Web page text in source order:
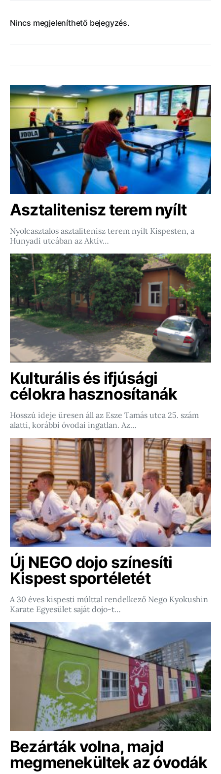
Nincs megjeleníthető bejegyzés.
Asztalitenisz terem nyílt
Nyolcasztalos asztalitenisz terem nyílt Kispesten, a
Hunyadi utcában az Aktív…
Kulturális és ifjúsági
célokra hasznosítanák
Hosszú ideje üresen áll az Esze Tamás utca 25. szám
alatti, korábbi óvodai ingatlan. Az…
Új NEGO dojo színesíti
Kispest sportéletét
A 30 éves kispesti múlttal rendelkező Nego Kyokushin
Karate Egyesület saját dojo-t…
Bezárták volna, majd
megmenekültek az óvodák